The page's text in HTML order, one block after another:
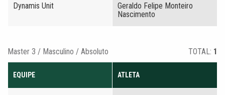
Dynamis Unit
Geraldo Felipe Monteiro
Nascimento
Master 3 / Masculino / Absoluto TOTAL: 1
EQUIPE ATLETA